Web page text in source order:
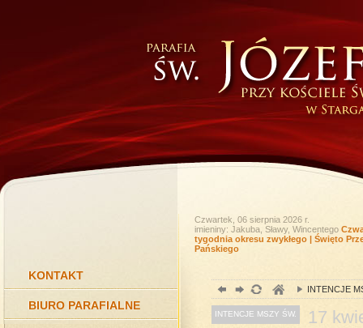
Czwartek, 06 sierpnia 2026 r.
imieniny: Jakuba, Sławy, Wincentego
tygodnia okresu zwykłego | Święto
Pańskiego
KONTAKT
BIURO PARAFIALNE
INTENCJE
INTENCJE MSZY ŚW. 17